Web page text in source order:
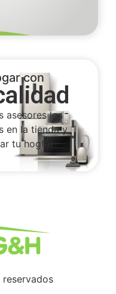
con
asesores los
en la tienda y
tu hogfar